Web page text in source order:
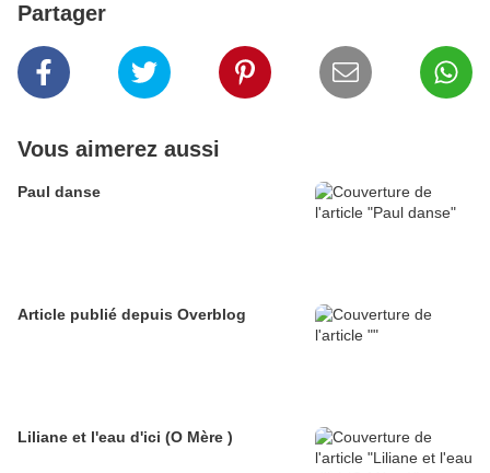
Partager
Vous aimerez aussi
Paul danse
Article publié depuis Overblog
Liliane et l'eau d'ici (O Mère )